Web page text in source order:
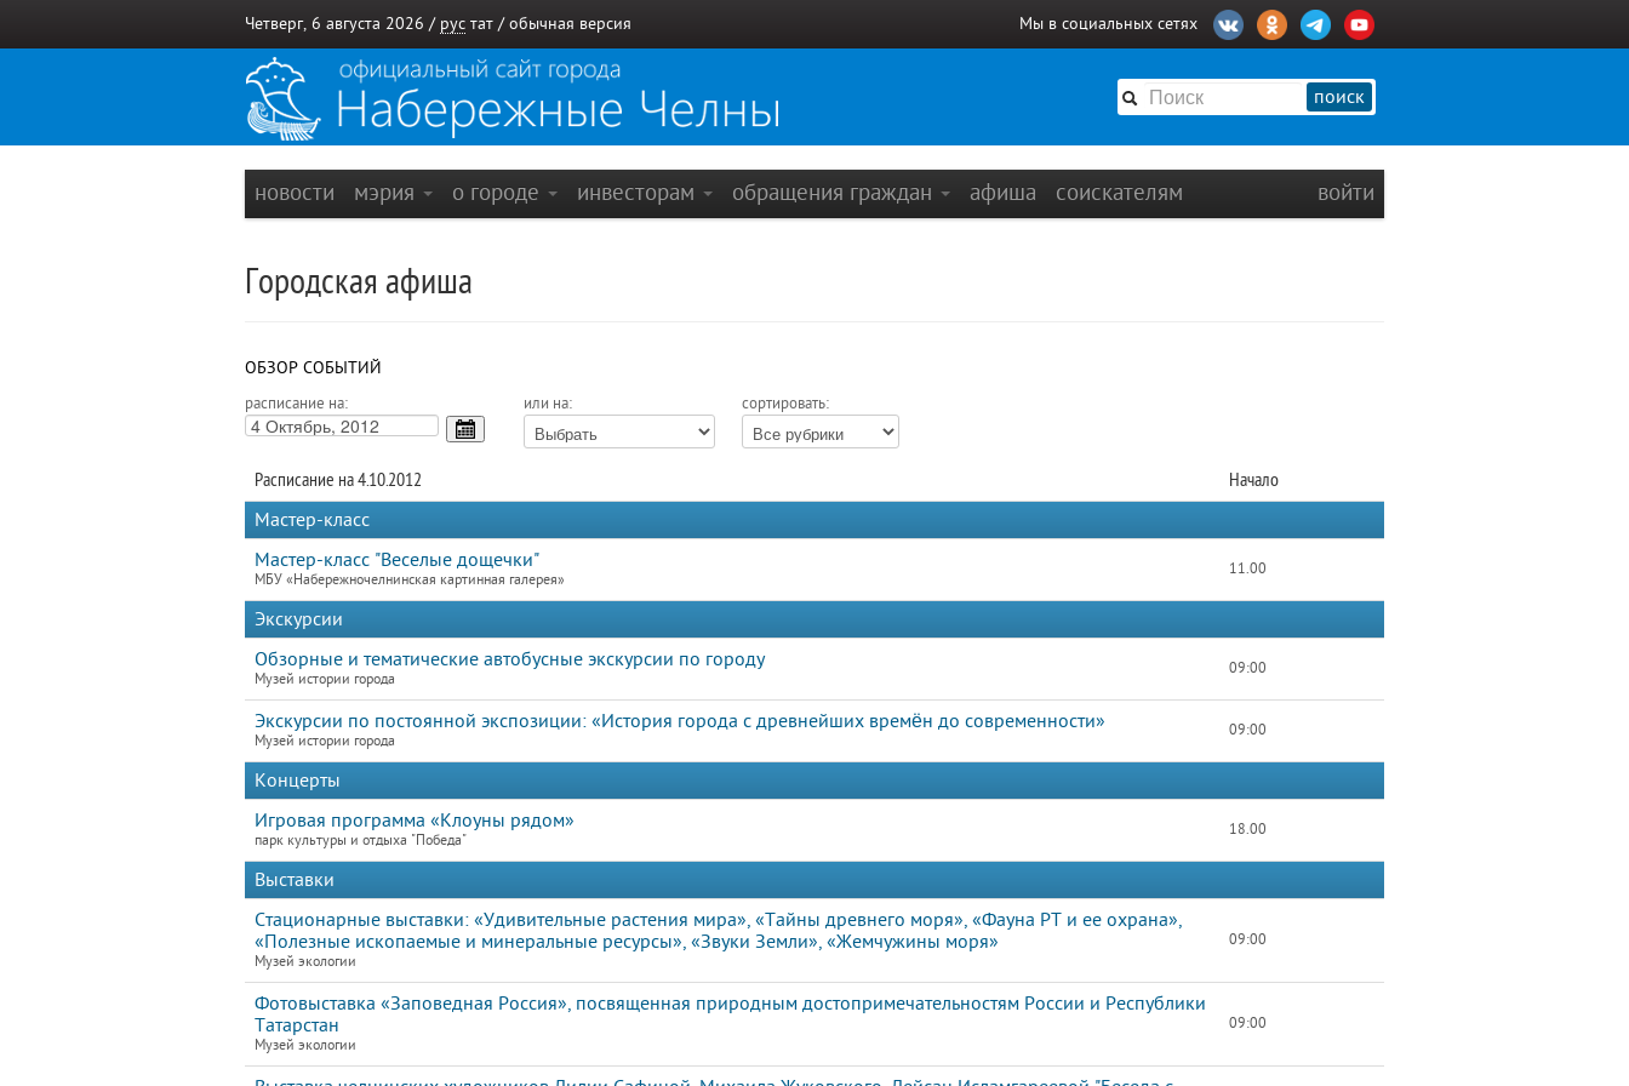
Четверг, 6 августа 2026 / рус тат / обычная версия Мы в социальных сетях
поиск
новости мэрия о городе инвесторам обращения граждан афиша соискателям войти
Городская афиша
ОБЗОР СОБЫТИЙ
расписание на: или на: сортировать:
Расписание на 4.10.2012
Начало
Мастер-класс
Мастер-класс "Веселые дощечки"
МБУ «Набережночелнинская картинная галерея»
11.00
Экскурсии
Обзорные и тематические автобусные экскурсии по городу
Музей истории города
09:00
Экскурсии по постоянной экспозиции: «История города с древнейших времён до современности»
Музей истории города
09:00
Концерты
Игровая программа «Клоуны рядом»
парк культуры и отдыха "Победа"
18.00
Выставки
Стационарные выставки: «Удивительные растения мира», «Тайны древнего моря», «Фауна РТ и ее охрана»,
«Полезные ископаемые и минеральные ресурсы», «Звуки Земли», «Жемчужины моря»
Музей экологии
09:00
Фотовыставка «Заповедная Россия», посвященная природным достопримечательностям России и Республики
Татарстан
Музей экологии
09:00